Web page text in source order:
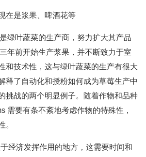
在是浆果、啤酒花等
绿叶蔬菜的生产商，努力扩大其产品
年前开始生产浆果，并不断致力于室
和技术性，这与绿叶蔬菜的生产有很大
释了自动化和授粉如何成为草莓生产中
挑战的两个明显例子。随着作物和品种
需要有条不紊地考虑作物的特殊性，
。
经济发挥作用的地方，这需要时间和